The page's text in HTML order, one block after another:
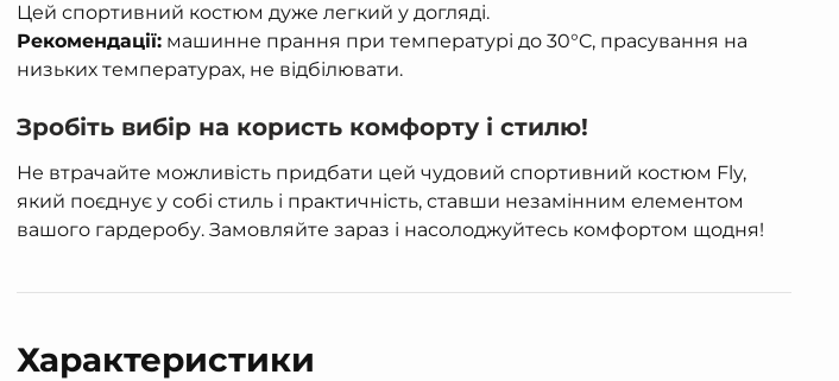
Цей спортивний костюм дуже легкий у догляді.
Рекомендації:машинне прання при температурі до 30°C, прасування на
низьких температурах, не відбілювати.
Зробіть вибір на користь комфорту і стилю!
Не втрачайте можливість придбати цей чудовий спортивний костюм Fly,
який поєднує у собі стиль і практичність, ставши незамінним елементом
вашого гардеробу. Замовляйте зараз і насолоджуйтесь комфортом щодня!
Характеристики